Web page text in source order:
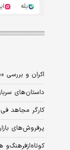
بله
اکران و بررسی
داستان‌های
کارگر مجاهد
پرفروش‌های
کوتاه‌ازفرهنگ‌و هنر -